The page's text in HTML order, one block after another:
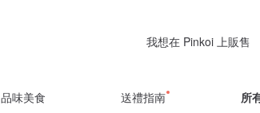
我想在 Pinkoi 上販售
品味美食 送禮指南 所